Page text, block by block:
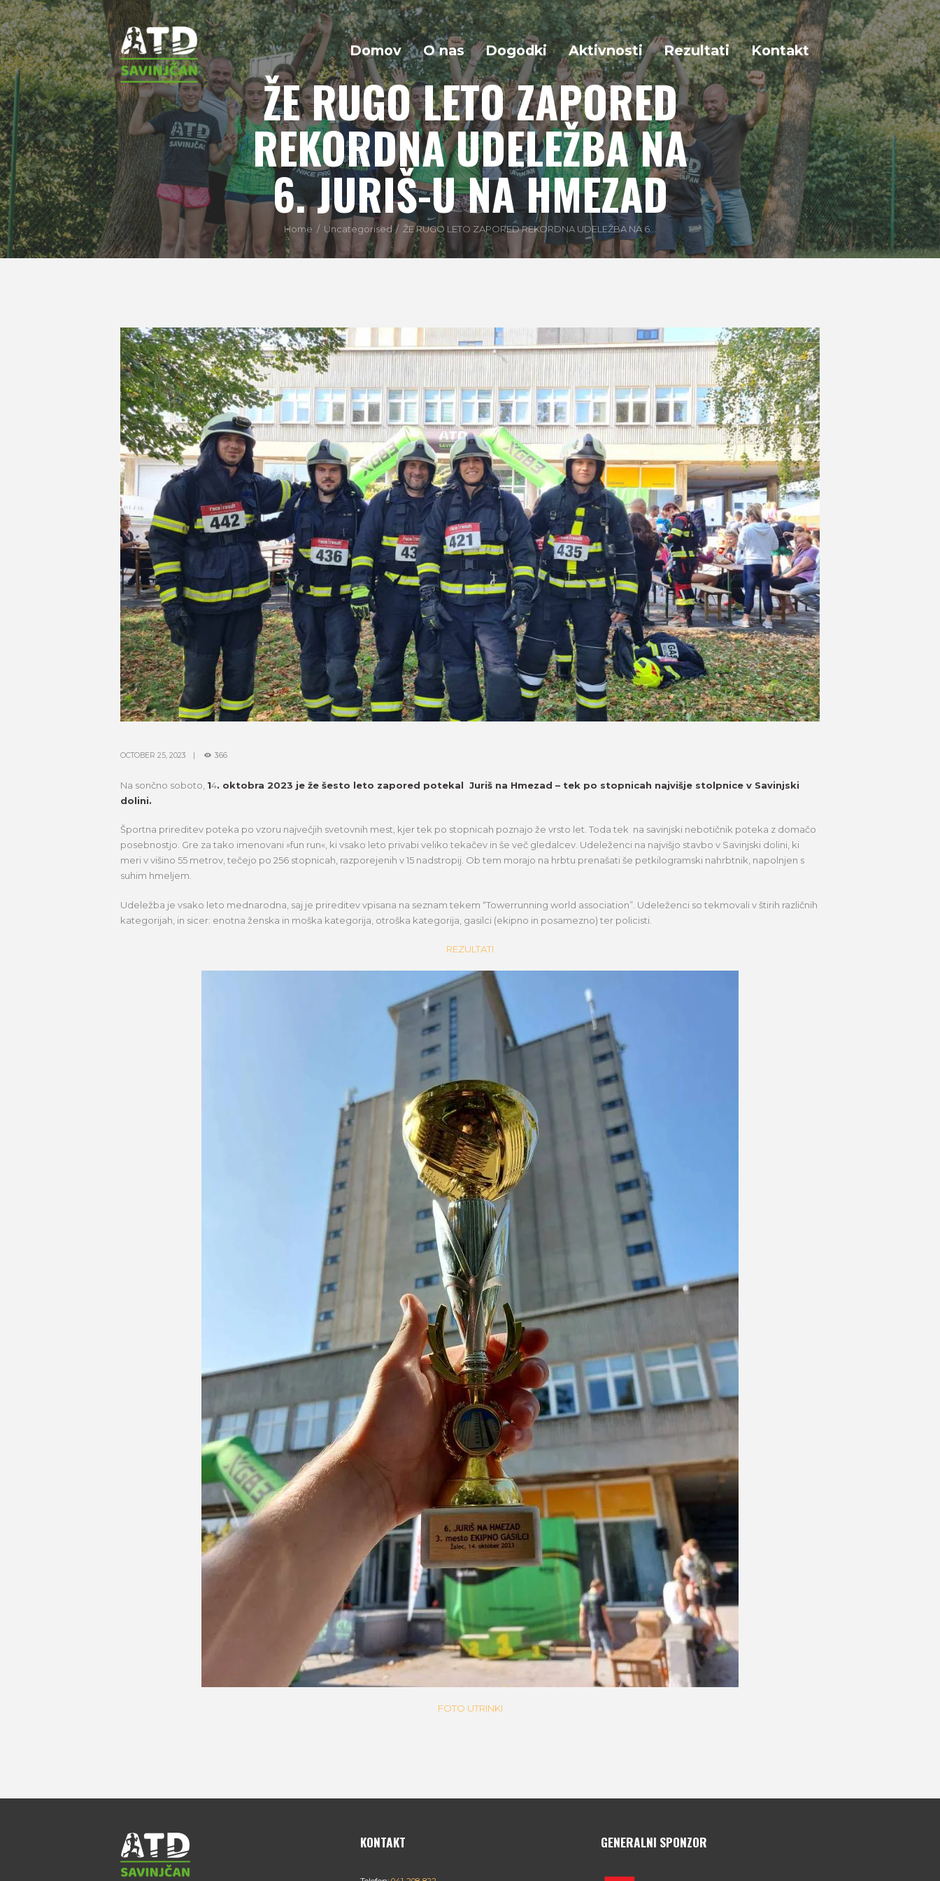
Domov O nas Dogodki Aktivnosti Rezultati Kontakt
ŽE RUGO LETO ZAPORED
REKORDNA UDELEŽBA NA
6. JURIŠ-U NA HMEZAD
Home Uncategorised ŽE RUGO LETO ZAPORED REKORDNA UDELEŽBA NA 6...
OCTOBER 25, 2023 366
Na sončno soboto, 14. oktobra 2023 je že šesto leto zapored potekal Juriš na Hmezad – tek po stopnicah najvišje stolpnice v Savinjski
dolini.
Športna prireditev poteka po vzoru največjih svetovnih mest, kjer tek po stopnicah poznajo že vrsto let. Toda tek na savinjski nebotičnik poteka z domačo
posebnostjo. Gre za tako imenovani »fun run«, ki vsako leto privabi veliko tekačev in še več gledalcev. Udeleženci na najvišjo stavbo v Savinjski dolini, ki
meri v višino 55 metrov, tečejo po 256 stopnicah, razporejenih v 15 nadstropij. Ob tem morajo na hrbtu prenašati še petkilogramski nahrbtnik, napolnjen s
suhim hmeljem.
Udeležba je vsako leto mednarodna, saj je prireditev vpisana na seznam tekem “Towerrunning world association”. Udeleženci so tekmovali v štirih različnih
kategorijah, in sicer: enotna ženska in moška kategorija, otroška kategorija, gasilci (ekipno in posamezno) ter policisti.
REZULTATI
FOTO UTRINKI
KONTAKT GENERALNI SPONZOR